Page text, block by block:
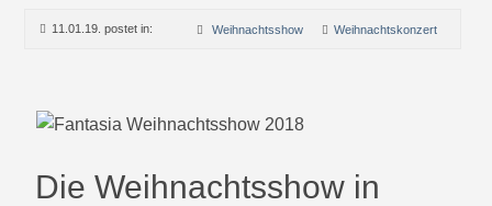
11.01.19. postet in: Weihnachtskonzert
Weihnachtsshow
Die Weihnachtsshow in